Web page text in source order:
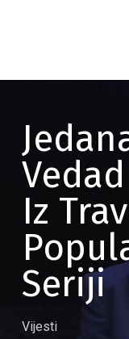
Iz
Seriji
Vijesti